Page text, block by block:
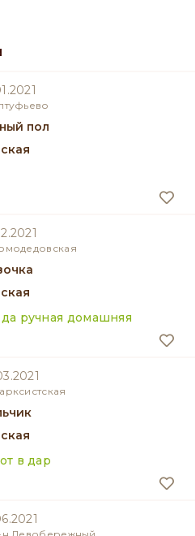
пол
ручная домашняя
в дар